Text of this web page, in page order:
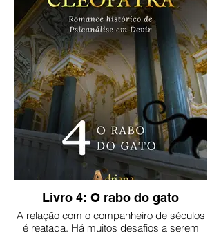
https://clubedeautores.com.br/livro/
sensitiva
Livro 4: O rabo do gato
A relação com o companheiro de séculos
é reatada. Há muitos desafios a serem